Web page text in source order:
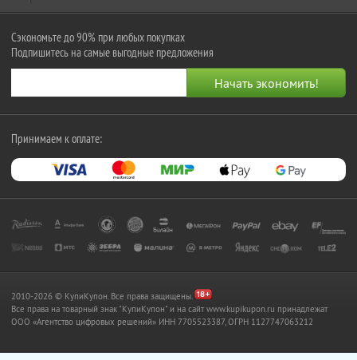
Сэкономьте до 90% при любых покупках
Подпишитесь на самые выгодные предложения
Принимаем к оплате:
2010-2026 © КупиКупон. Все права защищены.
Все права на товарный знак "КупиКупон" и на сайт www.kupikupon.ru принадлежат
OOO «Агентство цифровых решений» ИНН 7705523387, ОГРН 1127747063212